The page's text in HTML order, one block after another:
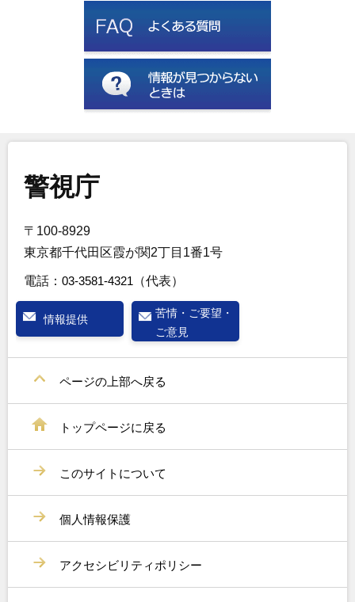
警視庁
〒100-8929
東京都千代田区霞が関2丁目1番1号
電話： 03-3581-4321 （代表）
情報提供
苦情・ご要望・
ご意見
ページの上部へ戻る
トップページに戻る
このサイトについて
個人情報保護
アクセシビリティポリシー